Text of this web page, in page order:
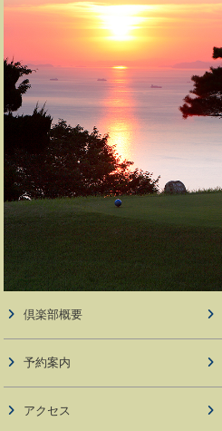
倶楽部概要
予約案内
アクセス